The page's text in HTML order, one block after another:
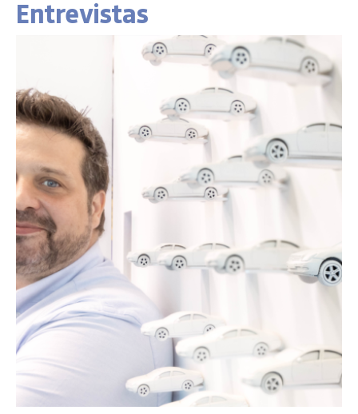
Entrevistas